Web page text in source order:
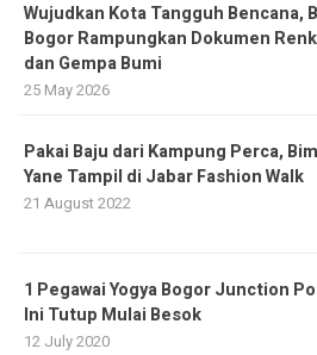
​Wujudkan Kota Tangguh Bencana,
Bogor Rampungkan Dokumen
dan Gempa Bumi
25 May 2026
Pakai Baju dari Kampung Perca,
Yane Tampil di Jabar Fashion Walk
21 August 2022
1 Pegawai Yogya Bogor Junction
Ini Tutup Mulai Besok
12 July 2020